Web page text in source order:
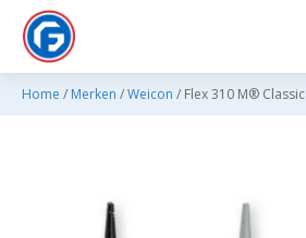
Home / Merken /Weicon / Flex 310 M® Classic